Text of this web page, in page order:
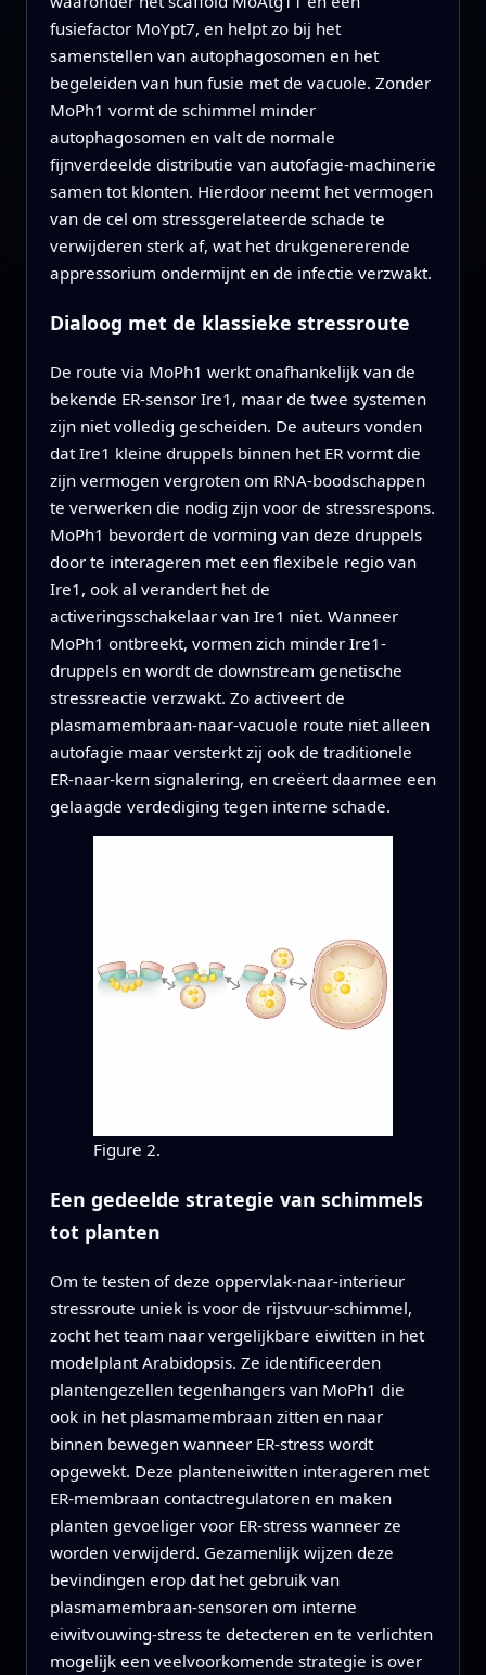
fusiefactor MoYpt7, en helpt zo bij het
samenstellen van autophagosomen en het
begeleiden van hun fusie met de vacuole. Zonder
MoPh1 vormt de schimmel minder
autophagosomen en valt de normale
fijnverdeelde distributie van autofagie-machinerie
samen tot klonten. Hierdoor neemt het vermogen
van de cel om stressgerelateerde schade te
verwijderen sterk af, wat het drukgenererende
appressorium ondermijnt en de infectie verzwakt.
Dialoog met de klassieke stressroute
De route via MoPh1 werkt onafhankelijk van de
bekende ER-sensor Ire1, maar de twee systemen
zijn niet volledig gescheiden. De auteurs vonden
dat Ire1 kleine druppels binnen het ER vormt die
zijn vermogen vergroten om RNA-boodschappen
te verwerken die nodig zijn voor de stressrespons.
MoPh1 bevordert de vorming van deze druppels
door te interageren met een flexibele regio van
Ire1, ook al verandert het de
activeringsschakelaar van Ire1 niet. Wanneer
MoPh1 ontbreekt, vormen zich minder Ire1-
druppels en wordt de downstream genetische
stressreactie verzwakt. Zo activeert de
plasmamembraan‑naar‑vacuole route niet alleen
autofagie maar versterkt zij ook de traditionele
ER‑naar‑kern signalering, en creëert daarmee een
gelaagde verdediging tegen interne schade.
Figure 2.
Een gedeelde strategie van schimmels
tot planten
Om te testen of deze oppervlak‑naar‑interieur
stressroute uniek is voor de rijstvuur‑schimmel,
zocht het team naar vergelijkbare eiwitten in het
modelplant Arabidopsis. Ze identificeerden
plantengezellen tegenhangers van MoPh1 die
ook in het plasmamembraan zitten en naar
binnen bewegen wanneer ER-stress wordt
opgewekt. Deze planteneiwitten interageren met
ER‑membraan contactregulatoren en maken
planten gevoeliger voor ER‑stress wanneer ze
worden verwijderd. Gezamenlijk wijzen deze
bevindingen erop dat het gebruik van
plasmamembraan‑sensoren om interne
eiwitvouwing‑stress te detecteren en te verlichten
mogelijk een veelvoorkomende strategie is over